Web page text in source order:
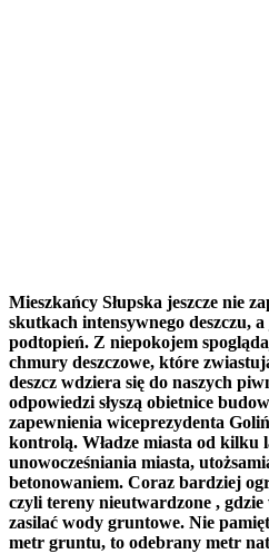
Mieszkańcy Słupska jeszcze nie
skutkach intensywnego deszczu,
podtopień. Z niepokojem
chmury deszczowe, które
deszcz wdziera się do naszych
odpowiedzi słyszą obietnice
zapewnienia wiceprezydenta
kontrolą. Władze miasta od
unowocześniania miasta,
betonowaniem. Coraz bardziej
czyli tereny nieutwardzone , gdzie
zasilać wody gruntowe. Nie
metr gruntu, to odebrany metr